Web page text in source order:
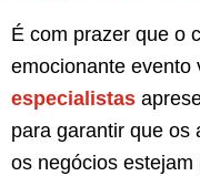
É com prazer que o
emocionante evento
especialistas
para garantir que os
os negócios